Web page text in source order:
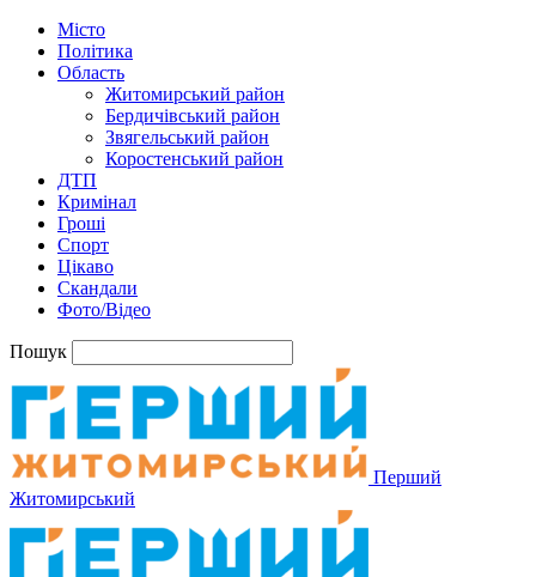
Місто
Політика
Область
Житомирський район
Бердичівський район
Звягельський район
Коростенський район
ДТП
Кримінал
Гроші
Спорт
Цікаво
Скандали
Фото/Відео
Пошук
Перший
Житомирський